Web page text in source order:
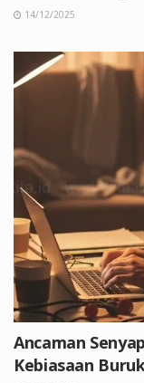
14/12/2025
Ancaman
Kebiasaan